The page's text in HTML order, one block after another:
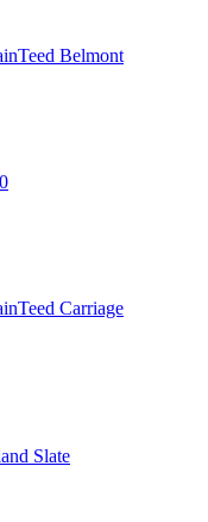
Belmont
Carriage
Slate